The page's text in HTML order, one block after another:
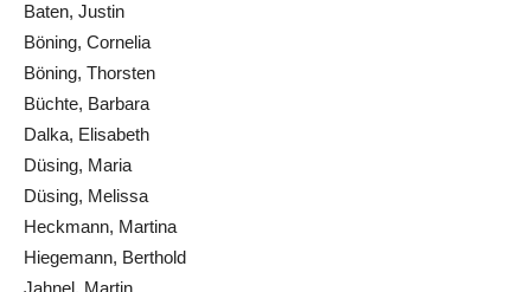
Baten, Justin
Böning, Cornelia
Böning, Thorsten
Büchte, Barbara
Dalka, Elisabeth
Düsing, Maria
Düsing, Melissa
Heckmann, Martina
Hiegemann, Berthold